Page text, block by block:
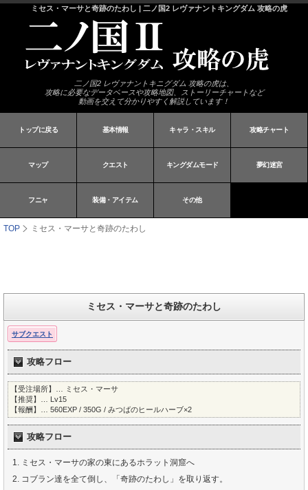
ミセス・マーサと奇跡のたわし | 二ノ国2 レヴァナントキングダム 攻略の虎
二ノ国2 レヴァナントキニグダム 攻略の虎は、
攻略に必要なデータベースや攻略地図、ストーリーチャートなど
動画を交えて分かりやすく解説しています！
トップに戻る 基本情報 キャラ・スキル 攻略チャート
マップ クエスト キングダムモード 夢幻迷宮
フニャ 装備・アイテム その他
TOP ミセス・マーサと奇跡のたわし
ミセス・マーサと奇跡のたわし
サブクエスト
攻略フロー
【受注場所】… ミセス・マーサ
【推奨】… Lv15
【報酬】… 560EXP / 350G / みつばのヒールハーブ×2
攻略フロー
ミセス・マーサの家の東にあるホラット洞窟へ
コブラン達を全て倒し、「奇跡のたわし」を取り返す。